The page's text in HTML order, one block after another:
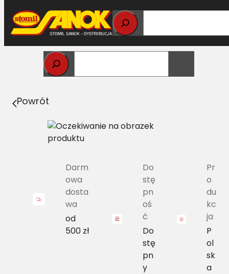
Przejdź
do
treści
Strona główna>
wąskoprofilowy DF 01139241 L=L
Powrót
Darm
owa
dosta
wa
od
500 zł
Do
stę
pn
oś
ć
Do
stę
pn
y
Pr
o
du
kc
ja
P
ol
sk
a